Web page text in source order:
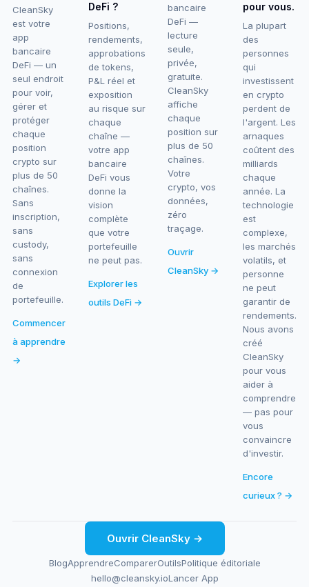
CleanSky
est votre
app
bancaire
DeFi — un
seul endroit
pour voir,
gérer et
protéger
chaque
position
crypto sur
plus de 50
chaînes.
Sans
inscription,
sans
custody,
sans
connexion
de
portefeuille.
Commencer
à apprendre
→
DeFi ?
Positions,
rendements,
approbations
de tokens,
P&L réel et
exposition
au risque sur
chaque
chaîne —
votre app
bancaire
DeFi vous
donne la
vision
complète
que votre
portefeuille
ne peut pas.
Explorer les
outils DeFi →
bancaire
DeFi —
lecture
seule,
privée,
gratuite.
CleanSky
affiche
chaque
position sur
plus de 50
chaînes.
Votre
crypto, vos
données,
zéro
traçage.
Ouvrir
CleanSky →
pour vous.
La plupart
des
personnes
qui
investissent
en crypto
perdent de
l'argent. Les
arnaques
coûtent des
milliards
chaque
année. La
technologie
est
complexe,
les marchés
volatils, et
personne
ne peut
garantir de
rendements.
Nous avons
créé
CleanSky
pour vous
aider à
comprendre
— pas pour
vous
convaincre
d'investir.
Encore
curieux ? →
Ouvrir CleanSky →
BlogApprendreComparerOutilsPolitique éditoriale
hello@cleansky.ioLancer App